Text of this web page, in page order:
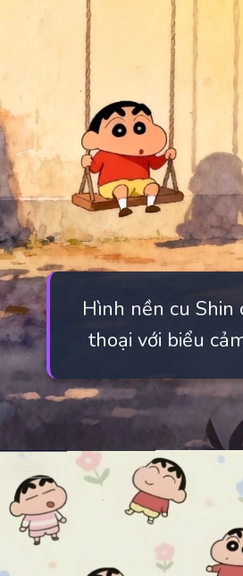
Hình nền cu Shin
thoại với biểu
Đang mở